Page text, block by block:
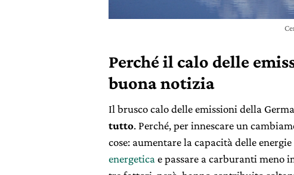
Perché il calo delle
buona notizia
Il brusco calo delle emissioni della
tutto. Perché, per innescare un
cose: aumentare la capacità delle
energetica e passare a carburanti meno